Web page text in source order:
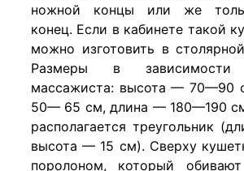
ножной концы или же
конец. Если в кабинете такой
можно изготовить в
Размеры в
массажиста: высота — 70—90
50— 65 см, длина — 180—190
располагается треугольник
высота — 15 см). Сверху
поролоном, который